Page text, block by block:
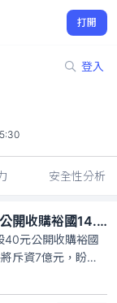
打開
登入
安全性分析
程泰斥資7億元 以每股40元公開收購裕國14.65％股權
40元公開收購裕國
斥資7億元，盼增
人林延霜說明，董
元，公開收購裕國